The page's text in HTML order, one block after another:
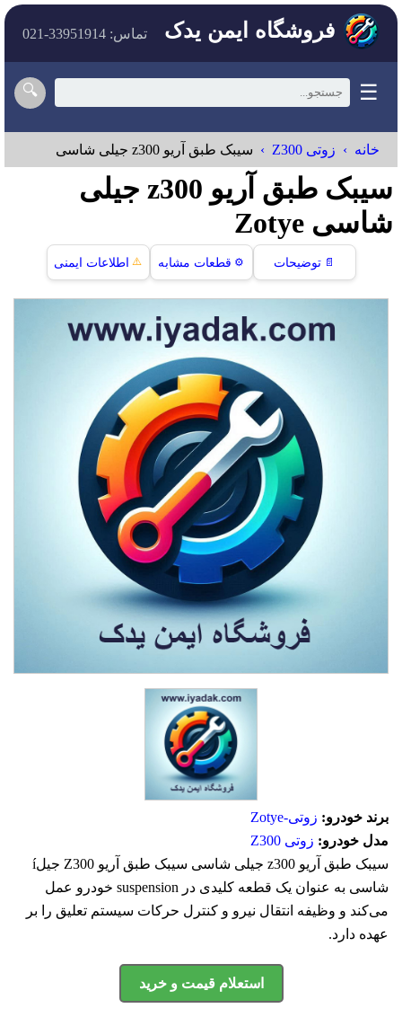
فروشگاه ایمن یدک تماس: 33951914-021
☰
🔍
خانه زوتی Z300 سيبک طبق آريو z300 جيلی شاسی
سيبک طبق آريو z300 جيلی
شاسی Zotye
📄 توضیحات ⚙️ قطعات مشابه ⚠️ اطلاعات ایمنی
برند خودرو: زوتی-Zotye
مدل خودرو: زوتی Z300
سيبک طبق آريو z300 جيلی شاسی سیبک طبق آریو Z300 جیلí
شاسی به عنوان یک قطعه کلیدی در suspension خودرو عمل
می‌کند و وظیفه انتقال نیرو و کنترل حرکات سیستم تعلیق را بر
عهده دارد.
استعلام قیمت و خرید